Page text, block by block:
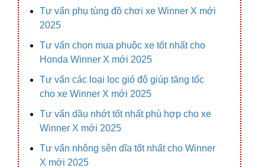
Tư vấn phụ tùng đồ chơi xe Winner X mới
2025
Tư vấn chọn mua phuộc xe tốt nhất cho
Honda Winner X mới 2025
Tư vấn các loại lọc gió độ giúp tăng tốc
cho xe Winner X mới 2025
Tư vấn dầu nhớt tốt nhất phù hợp cho xe
Winner X mới 2025
Tư vấn nhông sên dĩa tốt nhất cho Winner
X mới 2025